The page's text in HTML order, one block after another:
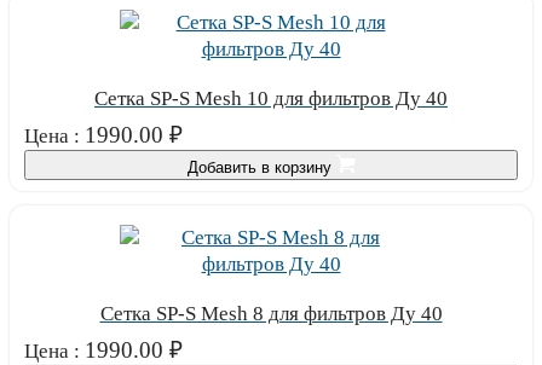
Сетка SP-S Mesh 10 для фильтров Ду 40
Цена : 1990.00 ₽
Добавить в корзину
Сетка SP-S Mesh 8 для фильтров Ду 40
Цена : 1990.00 ₽